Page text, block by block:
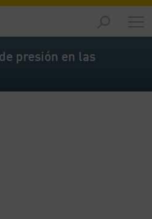
presión en las